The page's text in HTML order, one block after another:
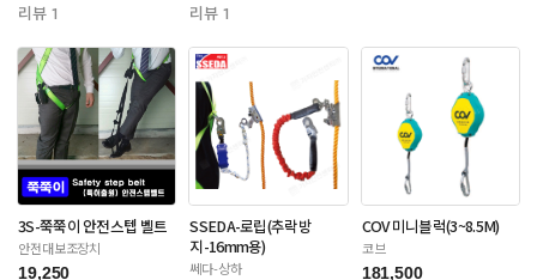
리뷰 1 리뷰 1
3S-쭉쭉이 안전스텝 벨트
안전대보조장치
19,250
SSEDA-로립(추락방
지-16mm용)
쎄다-상하
COV 미니블럭(3~8.5M)
코브
181,500